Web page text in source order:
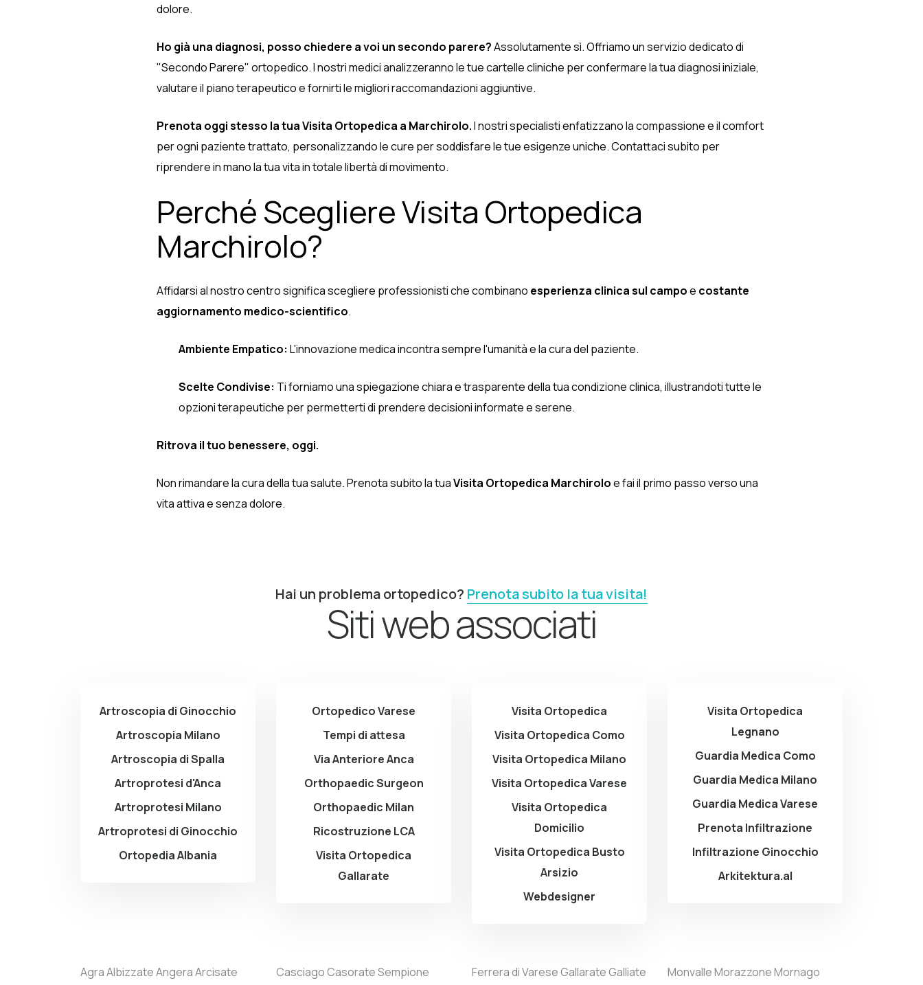
dolore.
Ho già una diagnosi, posso chiedere a voi un secondo parere?Assolutamente sì. Offriamo un servizio dedicato di
"Secondo Parere" ortopedico. I nostri medici analizzeranno le tue cartelle cliniche per confermare la tua diagnosi iniziale,
valutare il piano terapeutico e fornirti le migliori raccomandazioni aggiuntive.
Prenota oggi stesso la tua Visita Ortopedica a Marchirolo.I nostri specialisti enfatizzano la compassione e il comfort
per ogni paziente trattato, personalizzando le cure per soddisfare le tue esigenze uniche. Contattaci subito per
riprendere in mano la tua vita in totale libertà di movimento.
Perché Scegliere Visita Ortopedica
Marchirolo?
Affidarsi al nostro centro significa scegliere professionisti che combinano esperienza clinica sul campoe costante
aggiornamento medico-scientifico.
Ambiente Empatico: L'innovazione medica incontra sempre l'umanità e la cura del paziente.
Scelte Condivise: Ti forniamo una spiegazione chiara e trasparente della tua condizione clinica, illustrandoti tutte le
opzioni terapeutiche per permetterti di prendere decisioni informate e serene.
Ritrova il tuo benessere, oggi.
Non rimandare la cura della tua salute. Prenota subito la tuaVisita Ortopedica Marchiroloe fai il primo passo verso una
vita attiva e senza dolore.
Hai un problema ortopedico? Prenota subito la tua visita!
Siti web associati
Artroscopia di Ginocchio
Artroscopia Milano
Artroscopia di Spalla
Artroprotesi d'Anca
Artroprotesi Milano
Artroprotesi di Ginocchio
Ortopedia Albania
Ortopedico Varese
Tempi di attesa
Via Anteriore Anca
Orthopaedic Surgeon
Orthopaedic Milan
Ricostruzione LCA
Visita Ortopedica
Gallarate
Visita Ortopedica
Visita Ortopedica Como
Visita Ortopedica Milano
Visita Ortopedica Varese
Visita Ortopedica
Domicilio
Visita Ortopedica Busto
Arsizio
Webdesigner
Visita Ortopedica
Legnano
Guardia Medica Como
Guardia Medica Milano
Guardia Medica Varese
Prenota Infiltrazione
Infiltrazione Ginocchio
Arkitektura.al
AgraAlbizzateAngeraArcisate Casciago Casorate Sempione Ferrera di Varese Gallarate Galliate MonvalleMorazzoneMornago